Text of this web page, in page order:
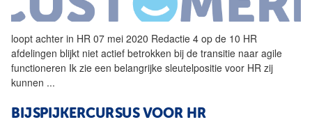
loopt achter in HR 07 mei 2020 Redactie 4 op de 10 HR
afdelingen blijkt niet actief betrokken bij de transitie naar agile
functioneren Ik zie een belangrijke sleutelpositie voor HR zij
kunnen ...
BIJSPIJKERCURSUS VOOR HR